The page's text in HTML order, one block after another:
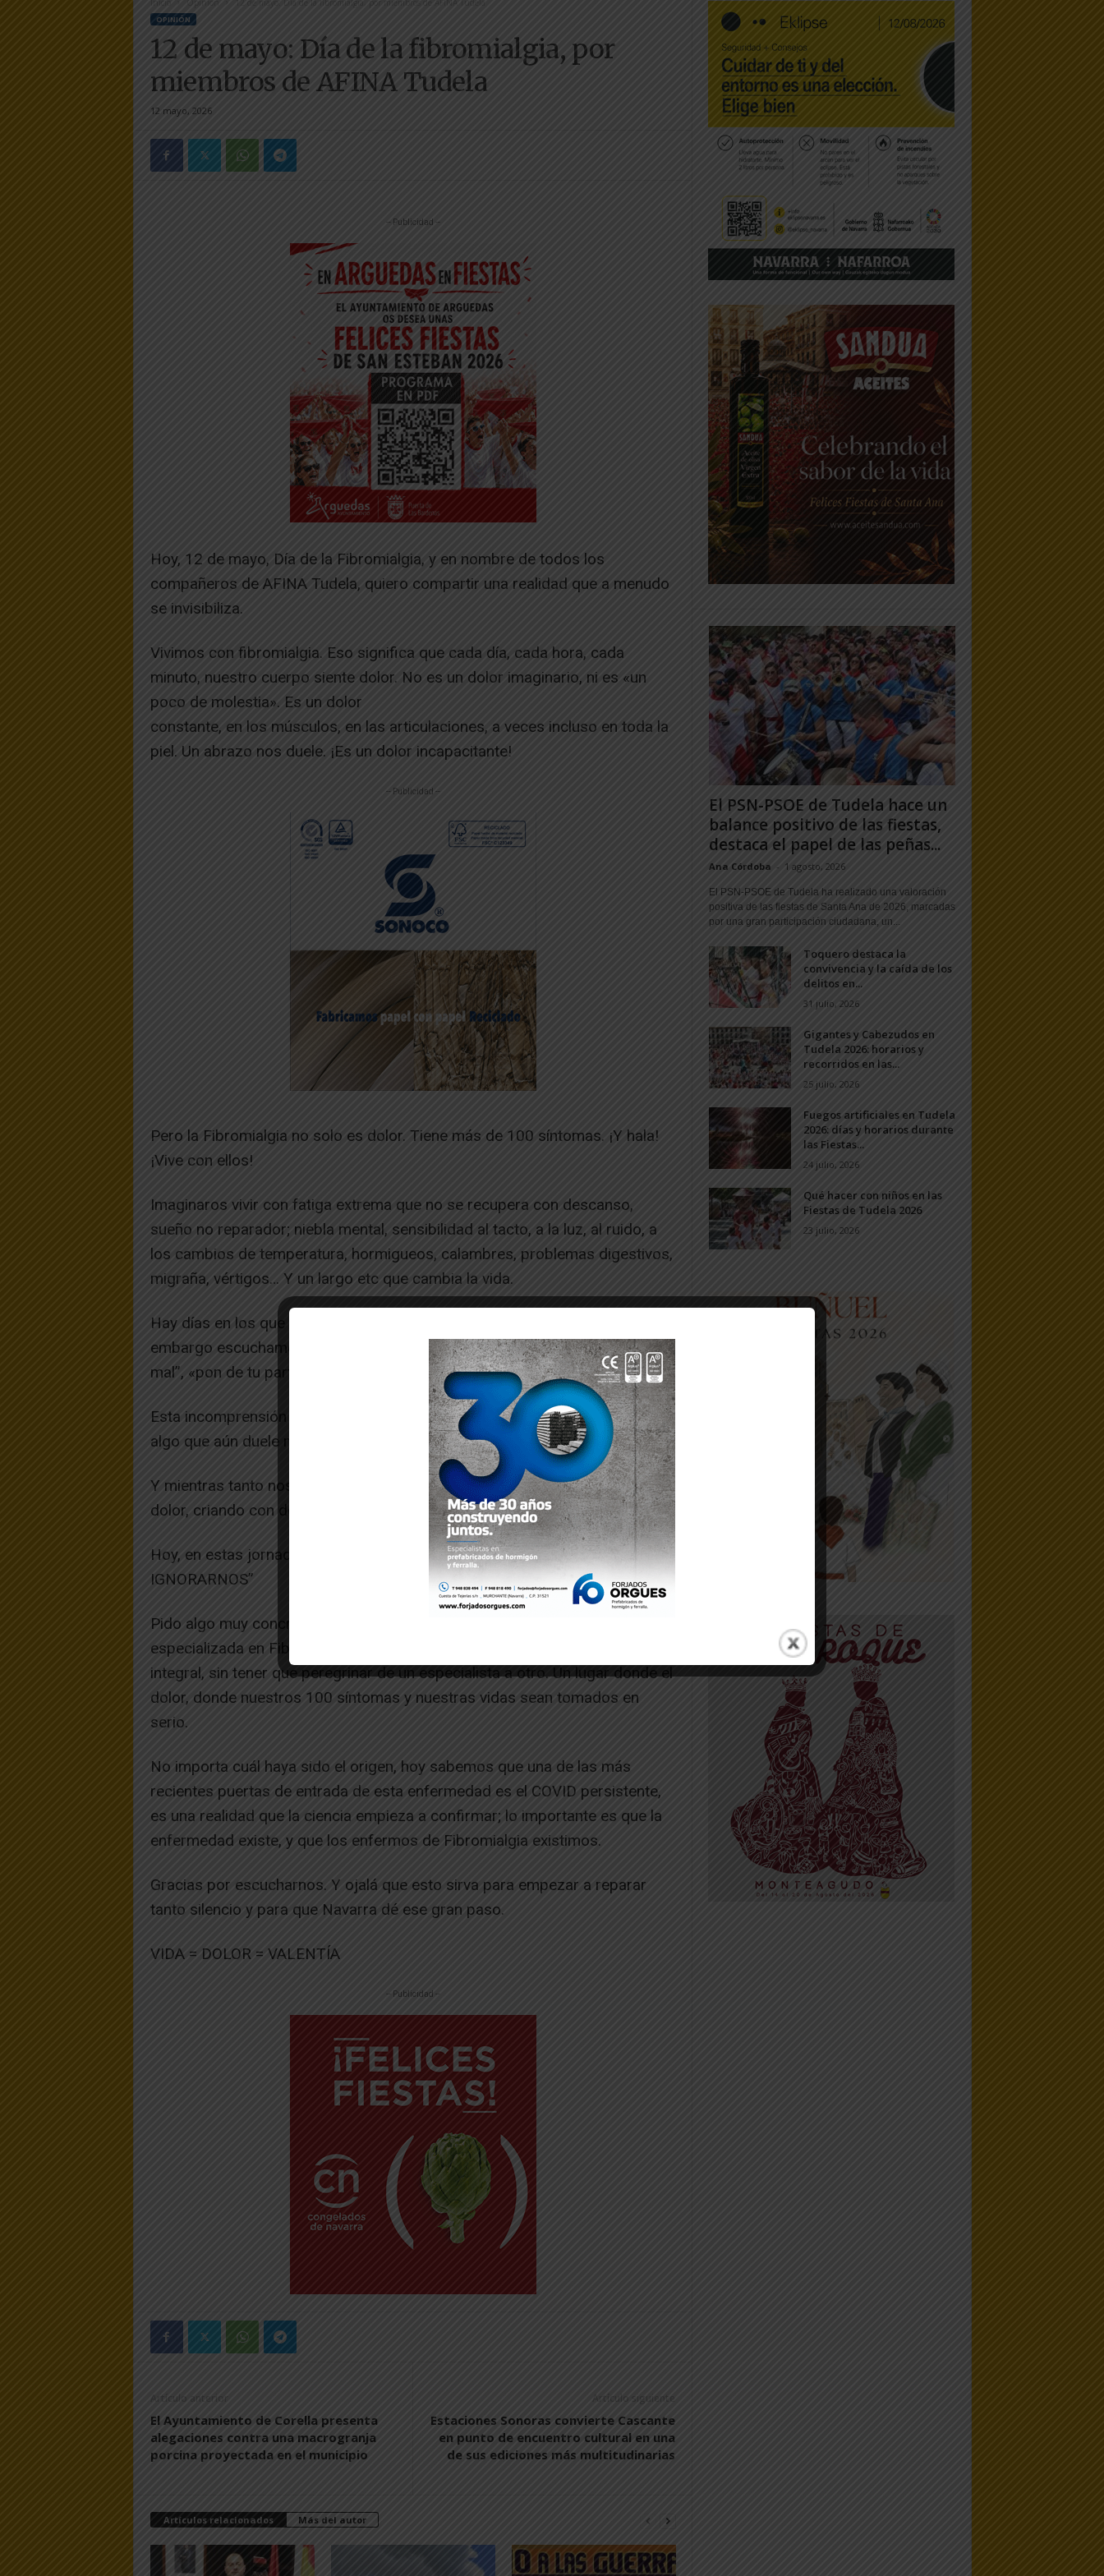
Opinión 12 de mayo: Día de la fibromialgia, por miembros de AFINA Tudela
OPINIÓN
12 de mayo: Día de la fibromialgia, por
miembros de AFINA Tudela
12 mayo, 2026
-- Publicidad --
Hoy, 12 de mayo, Día de la Fibromialgia, y en nombre de todos los
compañeros de AFINA Tudela, quiero compartir una realidad que a menudo
se invisibiliza.
Vivimos con fibromialgia. Eso significa que cada día, cada hora, cada
minuto, nuestro cuerpo siente dolor. No es un dolor imaginario, ni es «un
poco de molestia». Es un dolor
constante, en los músculos, en las articulaciones, a veces incluso en toda la
piel. Un abrazo nos duele. ¡Es un dolor incapacitante!
-- Publicidad --
Pero la Fibromialgia no solo es dolor. Tiene más de 100 síntomas. ¡Y hala!
¡Vive con ellos!
Imaginaros vivir con fatiga extrema que no se recupera con descanso,
sueño no reparador; niebla mental, sensibilidad al tacto, a la luz, al ruido, a
los cambios de temperatura, hormigueos, calambres, problemas digestivos,
migraña, vértigos… Y un largo etc que cambia la vida.
Наy días en los que levantarse de la cama es un acto de valentía, sin
embargo escuchamos una y otra vez: «te ves estupenda», «no estás tan
mal”, «pon de tu parte».
Esta incomprensión social duele casi tanto como el dolor físico. Pero hay
algo que aún duele más : Que el sistema nos ignore.
Y mientras tanto nosotras seguimos viviendo con dolor, trabajando con
dolor, criando con dolor, cuidando con dolor, existiendo con dolor.
Hoy, en estas jornadas de la salud, me gustaría decir bien alto: “DEJEN DE
IGNORARNOS”
Pido algo muy concreto, aquí y ahora: que Navarra cuente con una unidad
especializada en Fibromialgia. Un lugar donde nos entiendan de manera
integral, sin tener que peregrinar de un especialista a otro. Un lugar donde el
dolor, donde nuestros 100 síntomas y nuestras vidas sean tomados en
serio.
No importa cuál haya sido el origen, hoy sabemos que una de las más
recientes puertas de entrada de esta enfermedad es el COVID persistente,
es una realidad que la ciencia empieza a confirmar; lo importante es que la
enfermedad existe, y que los enfermos de Fibromialgia existimos.
Gracias por escucharnos. Y ojalá que esto sirva para empezar a reparar
tanto silencio y para que Navarra dé ese gran paso.
VIDA = DOLOR = VALENTÍA
-- Publicidad --
Artículo anterior
El Ayuntamiento de Corella presenta
alegaciones contra una macrogranja
porcina proyectada en el municipio
Artículo siguiente
Estaciones Sonoras convierte Cascante
en punto de encuentro cultural en una
de sus ediciones más multitudinarias
Artículos relacionados Más del autor
El PSN-PSOE de Tudela hace un
balance positivo de las fiestas,
destaca el papel de las peñas...
Ana Córdoba - 1 agosto, 2026
El PSN-PSOE de Tudela ha realizado una valoración
positiva de las fiestas de Santa Ana de 2026, marcadas
por una gran participación ciudadana, un...
Toquero destaca la
convivencia y la caída de los
delitos en...
31 julio, 2026
Gigantes y Cabezudos en
Tudela 2026: horarios y
recorridos en las...
25 julio, 2026
Fuegos artificiales en Tudela
2026: días y horarios durante
las Fiestas...
24 julio, 2026
Qué hacer con niños en las
Fiestas de Tudela 2026
23 julio, 2026